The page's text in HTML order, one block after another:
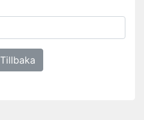
Tillbaka